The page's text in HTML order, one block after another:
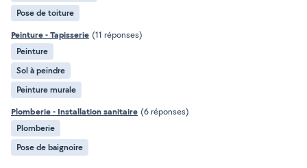
Pose de toiture
Peinture - Tapisserie (11 réponses)
Peinture
Sol à peindre
Peinture murale
Plomberie - Installation sanitaire (6 réponses)
Plomberie
Pose de baignoire